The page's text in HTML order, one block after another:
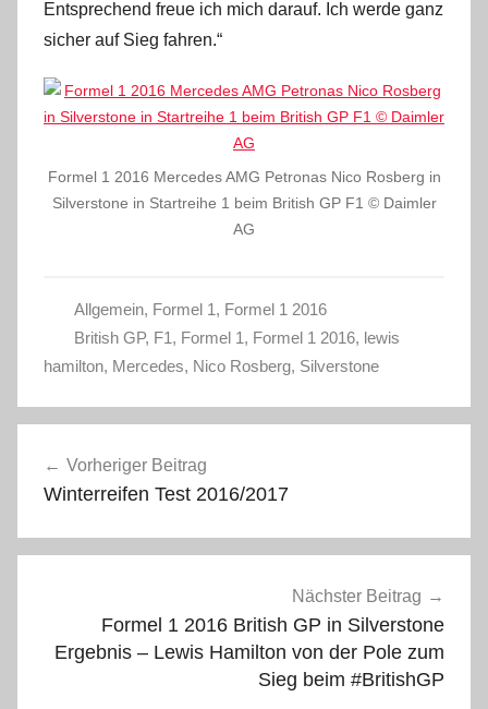
Entsprechend freue ich mich darauf. Ich werde ganz
sicher auf Sieg fahren.“
Formel 1 2016 Mercedes AMG Petronas Nico Rosberg in
Silverstone in Startreihe 1 beim British GP F1 © Daimler
AG
Allgemein, Formel 1, Formel 1 2016
British GP, F1, Formel 1, Formel 1 2016, lewis
hamilton, Mercedes, Nico Rosberg, Silverstone
Vorheriger Beitrag
Winterreifen Test 2016/2017
Nächster Beitrag
Formel 1 2016 British GP in Silverstone
Ergebnis – Lewis Hamilton von der Pole zum
Sieg beim #BritishGP